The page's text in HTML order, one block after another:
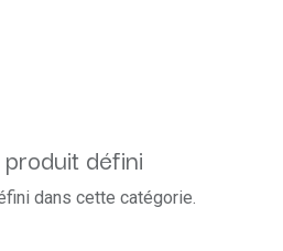
défini
dans cette catégorie.